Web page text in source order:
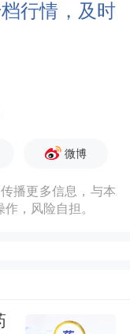
行情，及时
微博
播更多信息，与本
，风险自担。